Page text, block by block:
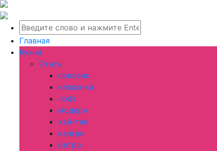
Главная
Кухни
Стиль
прованс
классика
лофт
модерн
хай-тек
кантри
ретро